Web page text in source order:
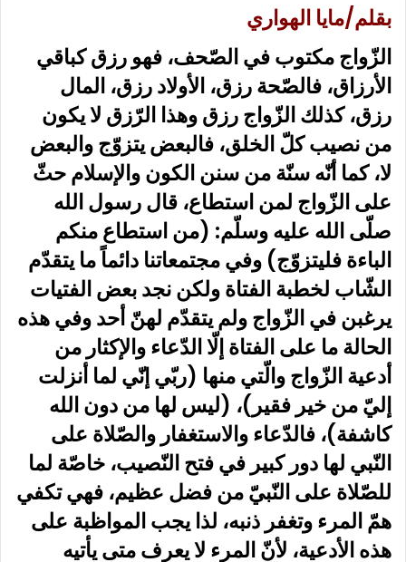
بقلم/مايا الهواري
الزّواج مكتوب في الصّحف، فهو رزق كباقي
الأرزاق، فالصّحة رزق، الأولاد رزق، المال
رزق، كذلك الزّواج رزق وهذا الرّزق لا يكون
من نصيب كلّ الخلق، فالبعض يتزوّج والبعض
لا، كما أنّه سنّة من سنن الكون والإسلام حثّ
على الزّواج لمن استطاع، قال رسول الله
صلّى الله عليه وسلّم: (من استطاع منكم
الباءة فليتزوّج) وفي مجتمعاتنا دائماً ما يتقدّم
الشّاب لخطبة الفتاة ولكن نجد بعض الفتيات
يرغبن في الزّواج ولم يتقدّم لهنّ أحد وفي هذه
الحالة ما على الفتاة إلّا الدّعاء والإكثار من
أدعية الزّواج والّتي منها (ربّي إنّي لما أنزلت
إليّ من خير فقير)، (ليس لها من دون الله
كاشفة)، فالدّعاء والاستغفار والصّلاة على
النّبي لها دور كبير في فتح النّصيب، خاصّة لما
للصّلاة على النّبيّ من فضل عظيم، فهي تكفي
همّ المرء وتغفر ذنبه، لذا يجب المواظبة على
هذه الأدعية، لأنّ المرء لا يعرف متى يأتيه